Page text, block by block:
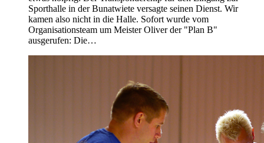
Sporthalle in der Bunatwiete versagte seinen Dienst. Wir
kamen also nicht in die Halle. Sofort wurde vom
Organisationsteam um Meister Oliver der "Plan B"
ausgerufen: Die…